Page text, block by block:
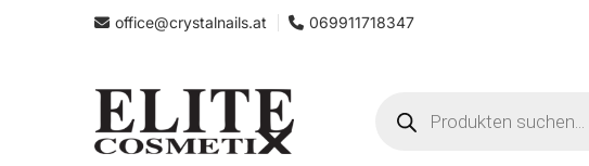
office@crystalnails.at 069911718347